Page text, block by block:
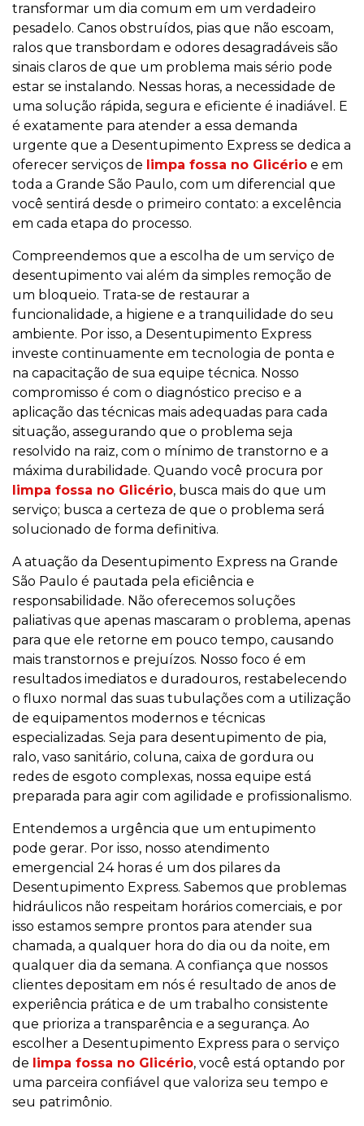
transformar um dia comum em um verdadeiro
pesadelo. Canos obstruídos, pias que não escoam,
ralos que transbordam e odores desagradáveis são
sinais claros de que um problema mais sério pode
estar se instalando. Nessas horas, a necessidade de
uma solução rápida, segura e eficiente é inadiável. E
é exatamente para atender a essa demanda
urgente que a Desentupimento Express se dedica a
oferecer serviços de limpa fossa no Glicério e em
toda a Grande São Paulo, com um diferencial que
você sentirá desde o primeiro contato: a excelência
em cada etapa do processo.
Compreendemos que a escolha de um serviço de
desentupimento vai além da simples remoção de
um bloqueio. Trata-se de restaurar a
funcionalidade, a higiene e a tranquilidade do seu
ambiente. Por isso, a Desentupimento Express
investe continuamente em tecnologia de ponta e
na capacitação de sua equipe técnica. Nosso
compromisso é com o diagnóstico preciso e a
aplicação das técnicas mais adequadas para cada
situação, assegurando que o problema seja
resolvido na raiz, com o mínimo de transtorno e a
máxima durabilidade. Quando você procura por
limpa fossa no Glicério, busca mais do que um
serviço; busca a certeza de que o problema será
solucionado de forma definitiva.
A atuação da Desentupimento Express na Grande
São Paulo é pautada pela eficiência e
responsabilidade. Não oferecemos soluções
paliativas que apenas mascaram o problema, apenas
para que ele retorne em pouco tempo, causando
mais transtornos e prejuízos. Nosso foco é em
resultados imediatos e duradouros, restabelecendo
o fluxo normal das suas tubulações com a utilização
de equipamentos modernos e técnicas
especializadas. Seja para desentupimento de pia,
ralo, vaso sanitário, coluna, caixa de gordura ou
redes de esgoto complexas, nossa equipe está
preparada para agir com agilidade e profissionalismo.
Entendemos a urgência que um entupimento
pode gerar. Por isso, nosso atendimento
emergencial 24 horas é um dos pilares da
Desentupimento Express. Sabemos que problemas
hidráulicos não respeitam horários comerciais, e por
isso estamos sempre prontos para atender sua
chamada, a qualquer hora do dia ou da noite, em
qualquer dia da semana. A confiança que nossos
clientes depositam em nós é resultado de anos de
experiência prática e de um trabalho consistente
que prioriza a transparência e a segurança. Ao
escolher a Desentupimento Express para o serviço
de limpa fossa no Glicério, você está optando por
uma parceira confiável que valoriza seu tempo e
seu patrimônio.